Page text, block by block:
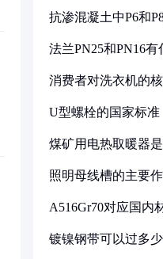
抗渗混凝土中P6和
法兰PN25和PN16有
消费者对洗衣机的
U型螺栓的国家标准
煤矿用电热取暖器
照明母线槽的主要
A516Gr70对应国内
镀镍钢带可以过多